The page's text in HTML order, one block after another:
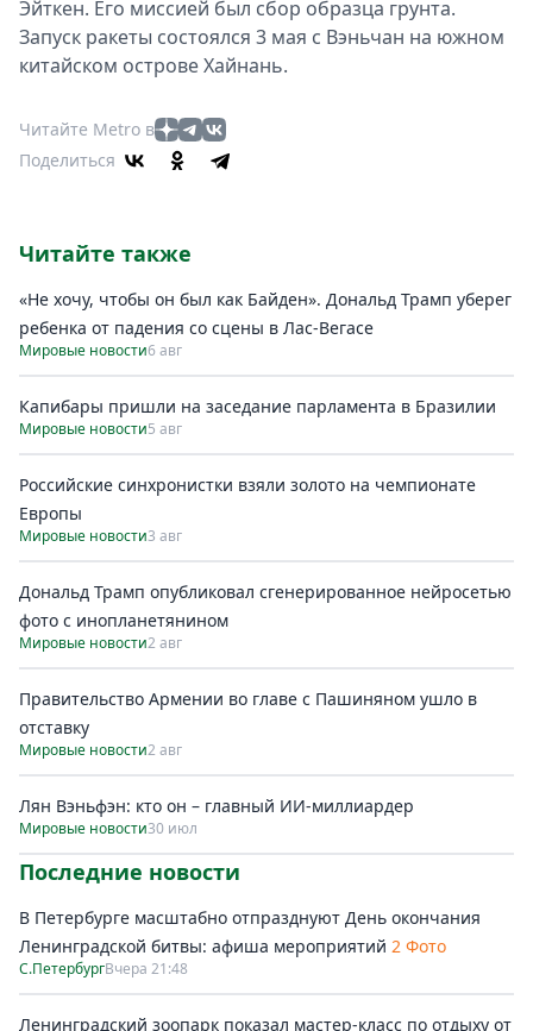
Эйткен. Его миссией был сбор образца грунта.
Запуск ракеты состоялся 3 мая с Вэньчан на южном
китайском острове Хайнань.
Читайте Metro в
Поделиться
Читайте также
«Не хочу, чтобы он был как Байден». Дональд Трамп уберег
ребенка от падения со сцены в Лас-Вегасе
Мировые новости6 авг
Капибары пришли на заседание парламента в Бразилии
Мировые новости5 авг
Российские синхронистки взяли золото на чемпионате
Европы
Мировые новости3 авг
Дональд Трамп опубликовал сгенерированное нейросетью
фото с инопланетянином
Мировые новости2 авг
Правительство Армении во главе с Пашиняном ушло в
отставку
Мировые новости2 авг
Лян Вэньфэн: кто он – главный ИИ-миллиардер
Мировые новости30 июл
Последние новости
В Петербурге масштабно отпразднуют День окончания
Ленинградской битвы: афиша мероприятий 2 Фото
С.ПетербургВчера 21:48
Ленинградский зоопарк показал мастер-класс по отдыху от